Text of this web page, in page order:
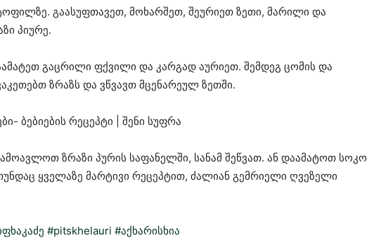
გაასუფთავეთ, მოხარშეთ, შეურიეთ ზეთი, მარილი და
პიურე.
გაცრილი ფქვილი და კარგად აურიეთ. შემდეგ ცომის და
ზრაზს და ვწვავთ მცენარეულ ზეთში.
ზრაზი პურის საფანელში, სანამ შეწვათ. ან დაამატოთ სოკო
ყველაზე მარტივი რეცეპტით, ძალიან გემრიელი ღვეზელი
#pitskhelauri #აქხარისხია